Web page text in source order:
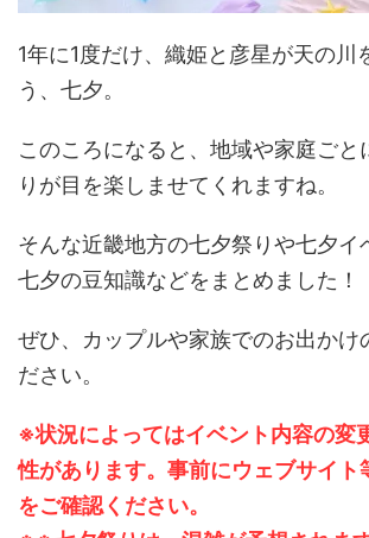
1年に1度だけ、織姫と彦星が天の川
う、七夕。
このころになると、地域や家庭ごと
りが目を楽しませてくれますね。
そんな近畿地方の七夕祭りや七夕イ
七夕の豆知識などをまとめました！
ぜひ、カップルや家族でのお出かけ
ださい。
※状況によってはイベント内容の変
性があります。事前にウェブサイト
をご確認ください。